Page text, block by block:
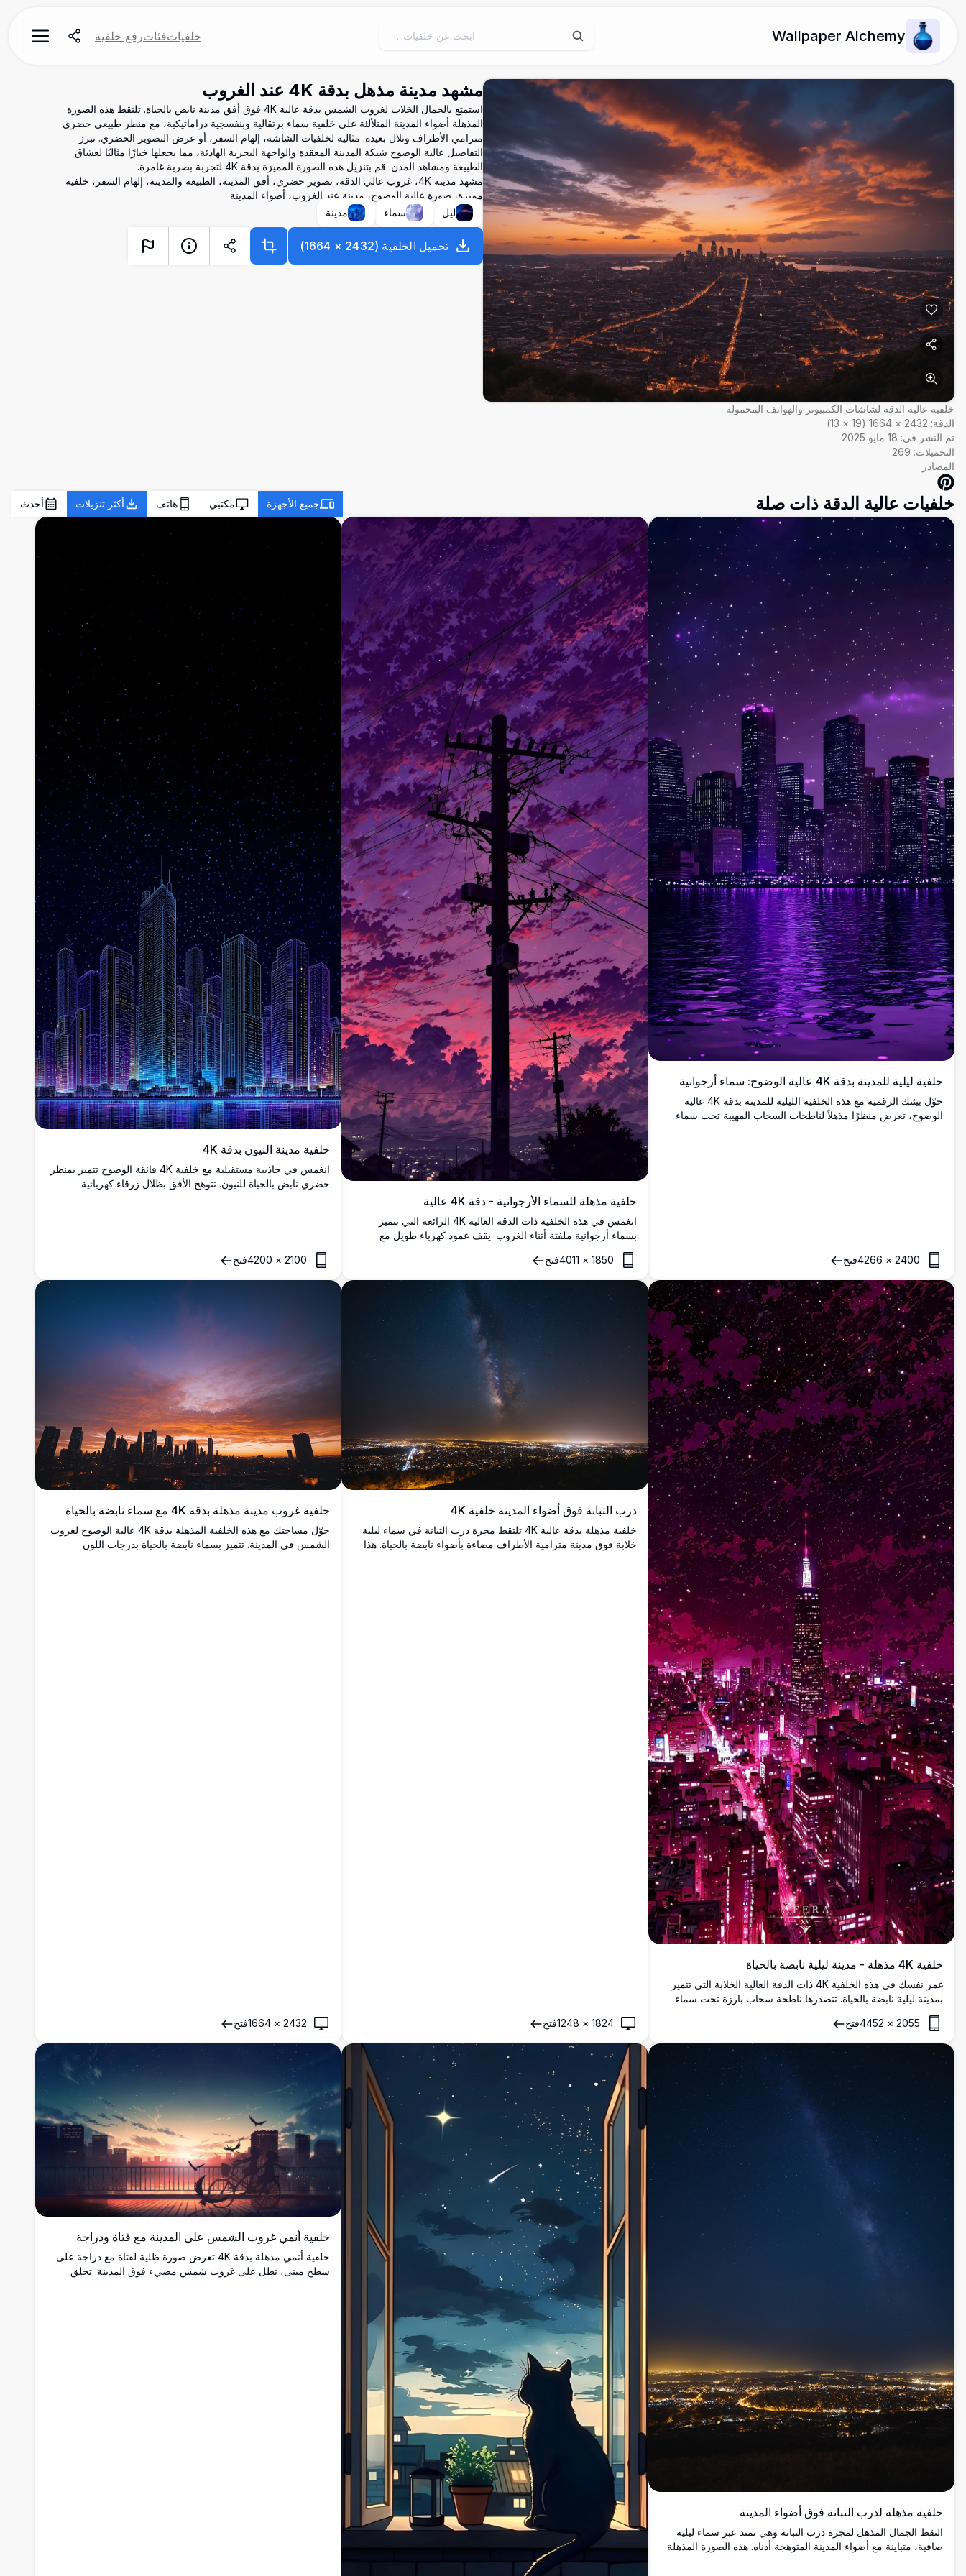
Wallpaper Alchemy خلفياتفئاترفع خلفية
خلفية عالية الدقة لشاشات الكمبيوتر والهواتف المحمولة
الدقة: 2432
×
1664
(
19
×
13
)
تم النشر في: 18 مايو 2025
التحميلات: 269
المصادر
مشهد مدينة مذهل بدقة 4K عند الغروب
استمتع بالجمال الخلاب لغروب الشمس بدقة عالية 4K فوق أفق مدينة نابض بالحياة. تلتقط هذه الصورة
المذهلة أضواء المدينة المتلألئة على خلفية سماء برتقالية وبنفسجية دراماتيكية، مع منظر طبيعي حضري
مترامي الأطراف وتلال بعيدة. مثالية لخلفيات الشاشة، إلهام السفر، أو عرض التصوير الحضري. تبرز
التفاصيل عالية الوضوح شبكة المدينة المعقدة والواجهة البحرية الهادئة، مما يجعلها خيارًا مثاليًا لعشاق
الطبيعة ومشاهد المدن. قم بتنزيل هذه الصورة المميزة بدقة 4K لتجربة بصرية غامرة.
مشهد مدينة 4K، غروب عالي الدقة، تصوير حضري، أفق المدينة، الطبيعة والمدينة، إلهام السفر، خلفية
مميزة، صورة عالية الوضوح، مدينة عند الغروب، أضواء المدينة
ليل
سماء مدينة
تحميل الخلفية (
2432
×
1664
)
خلفيات عالية الدقة ذات صلة جميع الأجهزة مكتبي هاتف أكثر تنزيلات أحدث
خلفية ليلية للمدينة بدقة 4K عالية الوضوح: سماء أرجوانية
حوّل بيئتك الرقمية مع هذه الخلفية الليلية للمدينة بدقة 4K عالية
الوضوح، تعرض منظرًا مذهلاً لناطحات السحاب المهيبة تحت سماء
2400
×
4266فتح
خلفية مذهلة للسماء الأرجوانية - دقة 4K عالية
انغمس في هذه الخلفية ذات الدقة العالية 4K الرائعة التي تتميز
بسماء أرجوانية ملفتة أثناء الغروب. يقف عمود كهرباء طويل مع
أسلاك كظل مقابل الغيوم النابضة بالحياة، مما يخلق منظرًا حضريًا
ساحرًا. مثالية لتعزيز شاشة جهازك المكتبي أو المحمول بألوانها
الزاهية ووضوحها التفصيلي. مثالية لعشاق الطبيعة والذين يبحثون عن
خلفية فريدة وذات جودة عالية.
1850
×
4011فتح
خلفية مدينة النيون بدقة 4K
انغمس في جاذبية مستقبلية مع خلفية 4K فائقة الوضوح تتميز بمنظر
حضري نابض بالحياة للنيون. تتوهج الأفق بظلال زرقاء كهربائية
2100
×
4200فتح
خلفية 4K مذهلة - مدينة ليلية نابضة بالحياة
غمر نفسك في هذه الخلفية 4K ذات الدقة العالية الخلابة التي تتميز
بمدينة ليلية نابضة بالحياة. تتصدرها ناطحة سحاب بارزة تحت سماء
مليئة بالنجوم بألوان أرجوانية ساحرة، هذه الصورة تلتقط جوهر جمال
المدينة. مثالية لشاشات الحاسوب أو المحمول، تقدم تفاصيل واضحة
وألوان زاهية، مما يعزز جاذبية أي جهاز.
2055
×
4452فتح
درب التبانة فوق أضواء المدينة خلفية 4K
خلفية مذهلة بدقة عالية 4K تلتقط مجرة درب التبانة في سماء ليلية
خلابة فوق مدينة مترامية الأطراف مضاءة بأضواء نابضة بالحياة. هذا
1824
×
1248فتح
خلفية غروب مدينة مذهلة بدقة 4K مع سماء نابضة بالحياة
حوّل مساحتك مع هذه الخلفية المذهلة بدقة 4K عالية الوضوح لغروب
الشمس في المدينة. تتميز بسماء نابضة بالحياة بدرجات اللون
2432
×
1664فتح
خلفية مذهلة لدرب التبانة فوق أضواء المدينة
التقط الجمال المذهل لمجرة درب التبانة وهي تمتد عبر سماء ليلية
صافية، متباينة مع أضواء المدينة المتوهجة أدناه. هذه الصورة المذهلة
خلفية أنمي غروب الشمس على المدينة مع فتاة ودراجة
خلفية أنمي مذهلة بدقة 4K تعرض صورة ظلية لفتاة مع دراجة على
سطح مبنى، تطل على غروب شمس مضيء فوق المدينة. تحلق